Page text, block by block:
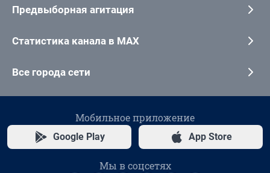
Предвыборная агитация
Статистика канала в MAX
Все города сети
Мобильное приложение
Google Play App Store
Мы в соцсетях